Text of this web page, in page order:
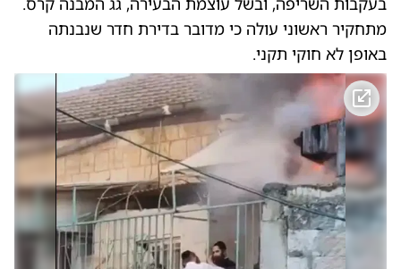
מתחקיר ראשוני עולה כי מדובר בדירת חדר שנבנתה
באופן לא חוקי תקני.